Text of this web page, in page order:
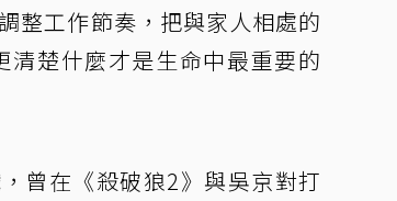
整工作節奏，把與家人相處的
楚什麼才是生命中最重要的
曾在《殺破狼2》與吳京對打